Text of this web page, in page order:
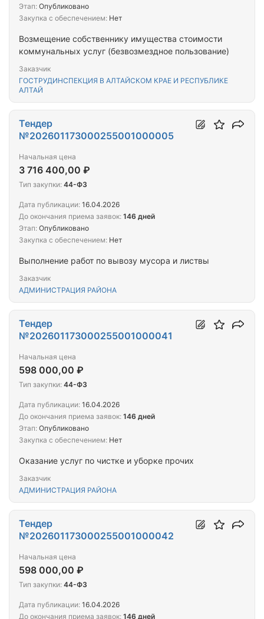
Возмещение собственнику имущества стоимости
коммунальных услуг (безвозмездное пользование)
Заказчик
ГОСТРУДИНСПЕКЦИЯ В АЛТАЙСКОМ КРАЕ И РЕСПУБЛИКЕ
АЛТАЙ
Этап: Опубликовано
Закупка с обеспечением: Нет
Выполнение работ по вывозу мусора и листвы
Заказчик
АДМИНИСТРАЦИЯ РАЙОНА
Тендер
№202601173000255001000005
Начальная цена
3 716 400,00 ₽
Тип закупки: 44-ФЗ
Дата публикации: 16.04.2026
До окончания приема заявок: 146 дней
Этап: Опубликовано
Закупка с обеспечением: Нет
Оказание услуг по чистке и уборке прочих
Заказчик
АДМИНИСТРАЦИЯ РАЙОНА
Тендер
№202601173000255001000041
Начальная цена
598 000,00 ₽
Тип закупки: 44-ФЗ
Дата публикации: 16.04.2026
До окончания приема заявок: 146 дней
Этап: Опубликовано
Закупка с обеспечением: Нет
Тендер
№202601173000255001000042
Начальная цена
598 000,00 ₽
Тип закупки: 44-ФЗ
Дата публикации: 16.04.2026
До окончания приема заявок: 146 дней